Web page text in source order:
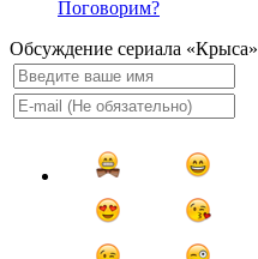
Поговорим?
Обсуждение сериала «Крыса»